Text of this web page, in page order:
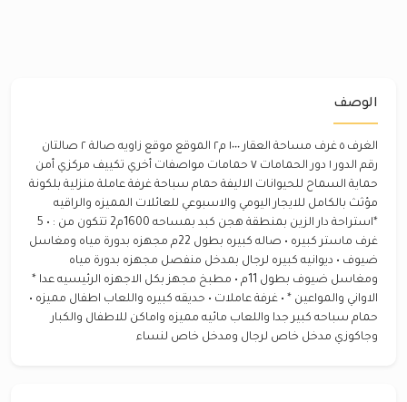
الوصف
الغرف ٥ غرف مساحة العقار ١٠٠٠ م٢ الموقع موقع زاويه صالة ٢ صالتان
رقم الدور ١ دور الحمامات ٧ حمامات مواصفات أخري تكييف مركزي أمن
حماية السماح للحيوانات الاليفة حمام سباحة غرفة عاملة منزلية بلكونة
مؤثث بالكامل للايجار اليومي والاسبوعي للعائلات المميزه والراقيه
*استراحة دار الزين بمنطقة هجن كبد بمساحه 1600م2 تتكون من : • 5
غرف ماستر كبيره • صاله كبيره بطول 22م مجهزه بدورة مياه ومغاسل
ضيوف • ديوانيه كبيره لرجال بمدخل منفصل مجهزه بدورة مياه
ومغاسل ضيوف بطول 11م • مطبخ مجهز بكل الاجهزه الرئيسيه عدا *
الاواني والمواعين * • غرفة عاملات • حديقه كبيره واللعاب اطفال مميزه •
حمام سباحه كبير جدا واللعاب مائيه مميزه واماكن للاطفال والكبار
وجاكوزي مدخل خاص لرجال ومدخل خاص لنساء